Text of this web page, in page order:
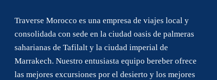
Traverse Morocco es una empresa de viajes local y
consolidada con sede en la ciudad oasis de palmeras
saharianas de Tafilalt y la ciudad imperial de
Marrakech. Nuestro entusiasta equipo bereber ofrece
las mejores excursiones por el desierto y los mejores